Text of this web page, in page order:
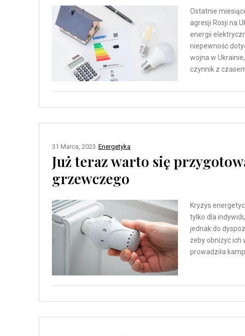
Ostatnie
agresji Rosji na
energii
niepewność
wojna w
czynnik z
Energetyka
31 Marca, 2023
Już teraz warto się
grzewczego
Kryzys
tylko dla
jednak do
żeby obniżyć ich
prowadziła